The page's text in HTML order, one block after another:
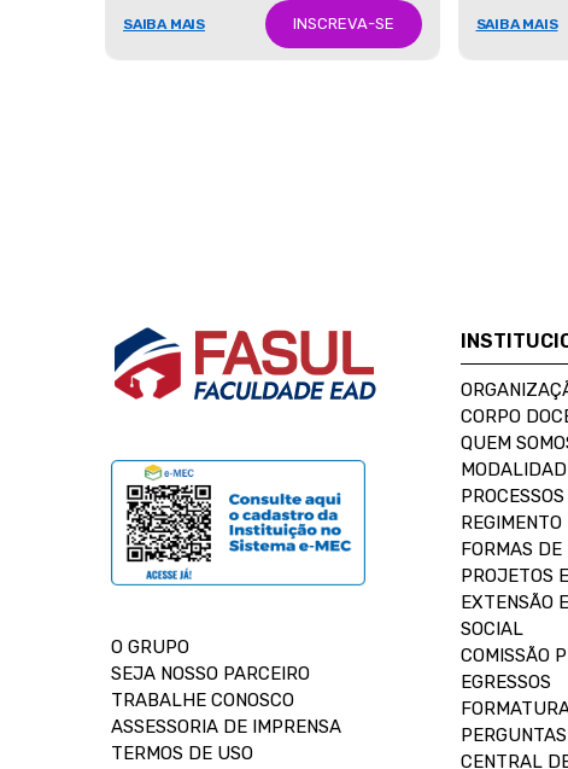
SAIBA MAIS INSCREVA-SE SAIBA MAIS
O GRUPO
SEJA NOSSO PARCEIRO
TRABALHE CONOSCO
ASSESSORIA DE IMPRENSA
TERMOS DE USO
CORPO
QUEM
FORMAS DE
PROJETOS
EXTENSÃO
SOCIAL
COMISSÃO
EGRESSOS
CENTRAL